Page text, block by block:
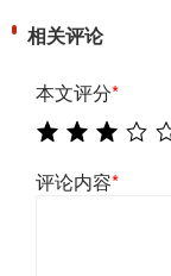
相关评论
本文评分*
评论内容*